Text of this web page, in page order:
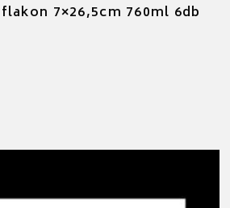
7×26,5cm 760ml 6db